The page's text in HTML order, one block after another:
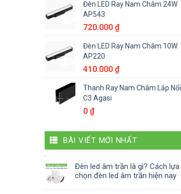
Đèn LED Ray Nam Châm 24W
AP543
720.000 ₫
Đèn LED Ray Nam Châm 10W
AP220
410.000 ₫
Thanh Ray Nam Châm Lắp Nổi
C3 Agasi
0 ₫
BÀI VIẾT MỚI NHẤT
Đèn led âm trần là gì? Cách lựa
chọn đèn led âm trần hiện nay